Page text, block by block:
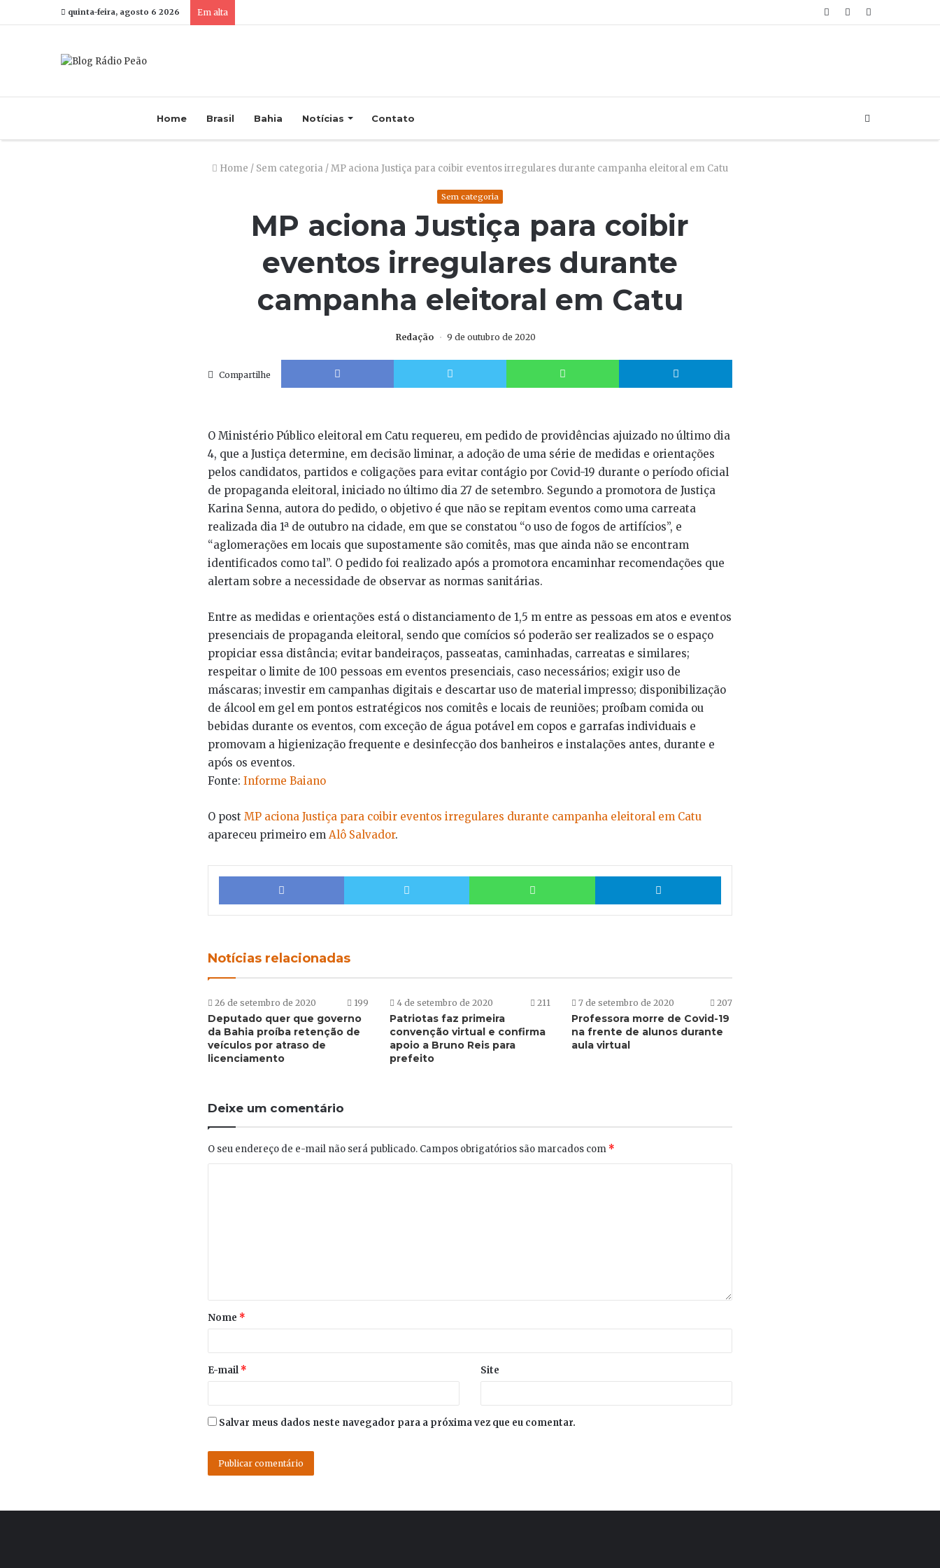
quinta-feira, agosto 6 2026 Em alta Login
Artigo
Home Brasil Bahia Notícias Contato Buscar...
Home / Sem categoria /MP aciona Justiça para coibir eventos irregulares durante campanha eleitoral em Catu
Sem categoria
MP aciona Justiça para coibir
eventos irregulares durante
campanha eleitoral em Catu
Redação 9 de outubro de 2020
Compartilhe
Facebook Twitter WhatsApp Telegram
O Ministério Público eleitoral em Catu requereu, em pedido de providências ajuizado no último dia
4, que a Justiça determine, em decisão liminar, a adoção de uma série de medidas e orientações
pelos candidatos, partidos e coligações para evitar contágio por Covid-19 durante o período oficial
de propaganda eleitoral, iniciado no último dia 27 de setembro. Segundo a promotora de Justiça
Karina Senna, autora do pedido, o objetivo é que não se repitam eventos como uma carreata
realizada dia 1ª de outubro na cidade, em que se constatou “o uso de fogos de artifícios”, e
“aglomerações em locais que supostamente são comitês, mas que ainda não se encontram
identificados como tal”. O pedido foi realizado após a promotora encaminhar recomendações que
alertam sobre a necessidade de observar as normas sanitárias.
Entre as medidas e orientações está o distanciamento de 1,5 m entre as pessoas em atos e eventos
presenciais de propaganda eleitoral, sendo que comícios só poderão ser realizados se o espaço
propiciar essa distância; evitar bandeiraços, passeatas, caminhadas, carreatas e similares;
respeitar o limite de 100 pessoas em eventos presenciais, caso necessários; exigir uso de
máscaras; investir em campanhas digitais e descartar uso de material impresso; disponibilização
de álcool em gel em pontos estratégicos nos comitês e locais de reuniões; proíbam comida ou
bebidas durante os eventos, com exceção de água potável em copos e garrafas individuais e
promovam a higienização frequente e desinfecção dos banheiros e instalações antes, durante e
após os eventos.
Fonte: Informe Baiano
O post MP aciona Justiça para coibir eventos irregulares durante campanha eleitoral em Catu
apareceu primeiro em Alô Salvador.
Facebook Twitter WhatsApp Telegram
Notícias relacionadas
26 de setembro de 2020 199
Deputado quer que governo
da Bahia proíba retenção de
veículos por atraso de
licenciamento
4 de setembro de 2020 211
Patriotas faz primeira
convenção virtual e confirma
apoio a Bruno Reis para
prefeito
7 de setembro de 2020 207
Professora morre de Covid-19
na frente de alunos durante
aula virtual
Deixe um comentário
O seu endereço de e-mail não será publicado. Campos obrigatórios são marcados com *
Nome *
E-mail * Site
Salvar meus dados neste navegador para a próxima vez que eu comentar.